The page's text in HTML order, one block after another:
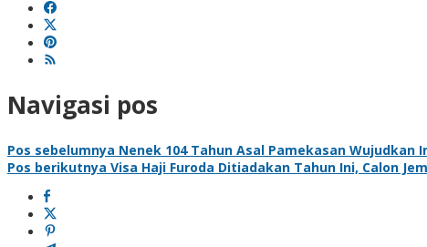
Navigasi pos
Pos sebelumnya Nenek 104 Tahun Asal Pamekasan Wujudkan
Pos berikutnya Visa Haji Furoda Ditiadakan Tahun Ini, Calon